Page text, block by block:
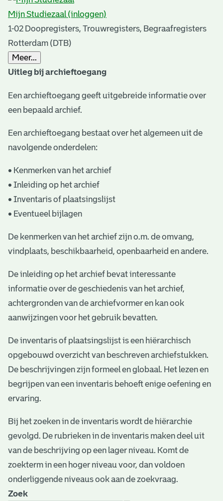
s
n
o
t
r
i
ë
l
e
a
h
e
v
e
Mijn Studiezaal (inloggen)
1-02 Doopregisters, Trouwregisters, Begraafregisters
Rotterdam (DTB)
Meer...
Uitleg bij archieftoegang
Een archieftoegang geeft uitgebreide informatie over
een bepaald archief.
Een archieftoegang bestaat over het algemeen uit de
navolgende onderdelen:
• Kenmerken van het archief
• Inleiding op het archief
• Inventaris of plaatsingslijst
• Eventueel bijlagen
De kenmerken van het archief zijn o.m. de omvang,
vindplaats, beschikbaarheid, openbaarheid en andere.
De inleiding op het archief bevat interessante
informatie over de geschiedenis van het archief,
achtergronden van de archiefvormer en kan ook
aanwijzingen voor het gebruik bevatten.
De inventaris of plaatsingslijst is een hiërarchisch
opgebouwd overzicht van beschreven archiefstukken.
De beschrijvingen zijn formeel en globaal. Het lezen en
begrijpen van een inventaris behoeft enige oefening en
ervaring.
Bij het zoeken in de inventaris wordt de hiërarchie
gevolgd. De rubrieken in de inventaris maken deel uit
van de beschrijving op een lager niveau. Komt de
zoekterm in een hoger niveau voor, dan voldoen
onderliggende niveaus ook aan de zoekvraag.
Zoek